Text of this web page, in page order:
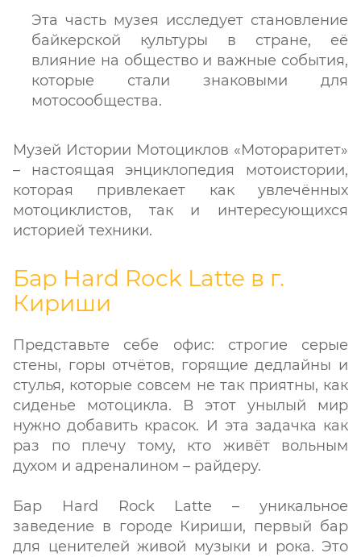
Эта часть музея исследует становление
байкерской культуры в стране, её
влияние на общество и важные события,
которые стали знаковыми для
мотосообщества.
Музей Истории Мотоциклов «Мотораритет»
– настоящая энциклопедия мотоистории,
которая привлекает как увлечённых
мотоциклистов, так и интересующихся
историей техники.
Бар Hard Rock Latte в г.
Кириши
Представьте себе офис: строгие серые
стены, горы отчётов, горящие дедлайны и
стулья, которые совсем не так приятны, как
сиденье мотоцикла. В этот унылый мир
нужно добавить красок. И эта задачка как
раз по плечу тому, кто живёт вольным
духом и адреналином – райдеру.
Бар Hard Rock Latte – уникальное
заведение в городе Кириши, первый бар
для ценителей живой музыки и рока. Это